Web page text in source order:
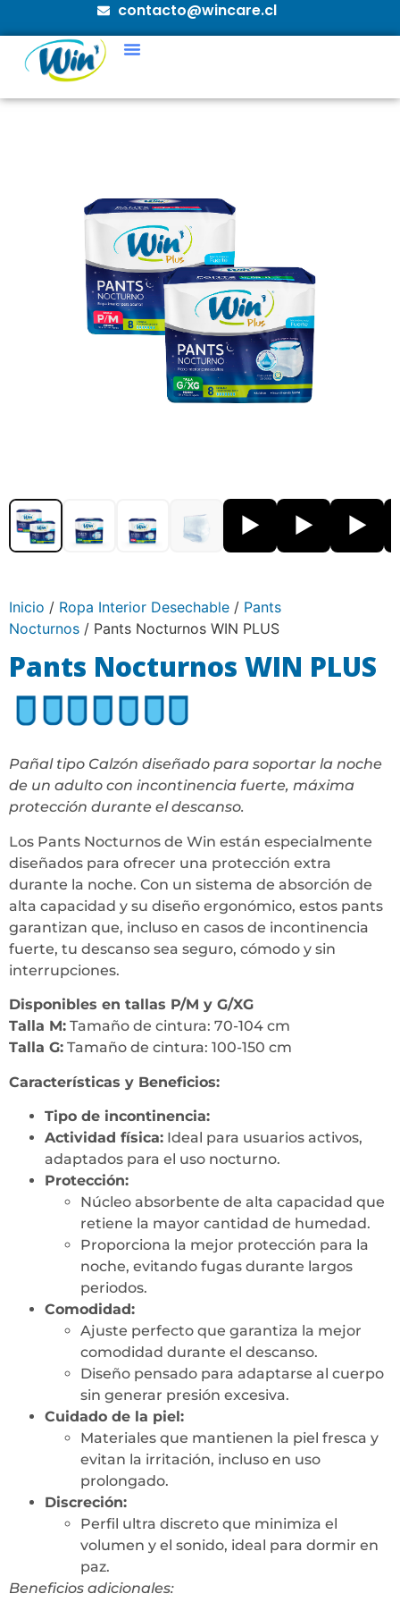
contacto@wincare.cl
▶ ▶ ▶
Inicio / Ropa Interior Desechable / Pants
Nocturnos / Pants Nocturnos WIN PLUS
Pants Nocturnos WIN PLUS
Pañal tipo Calzón diseñado para soportar la noche
de un adulto con incontinencia fuerte, máxima
protección durante el descanso.
Los Pants Nocturnos de Win están especialmente
diseñados para ofrecer una protección extra
durante la noche. Con un sistema de absorción de
alta capacidad y su diseño ergonómico, estos pants
garantizan que, incluso en casos de incontinencia
fuerte, tu descanso sea seguro, cómodo y sin
interrupciones.
Disponibles en tallas P/M y G/XG
Talla M: Tamaño de cintura: 70-104 cm
Talla G: Tamaño de cintura: 100-150 cm
Características y Beneficios:
Tipo de incontinencia:
Actividad física: Ideal para usuarios activos,
adaptados para el uso nocturno.
Protección:
Núcleo absorbente de alta capacidad que
retiene la mayor cantidad de humedad.
Proporciona la mejor protección para la
noche, evitando fugas durante largos
periodos.
Comodidad:
Ajuste perfecto que garantiza la mejor
comodidad durante el descanso.
Diseño pensado para adaptarse al cuerpo
sin generar presión excesiva.
Cuidado de la piel:
Materiales que mantienen la piel fresca y
evitan la irritación, incluso en uso
prolongado.
Discreción:
Perfil ultra discreto que minimiza el
volumen y el sonido, ideal para dormir en
paz.
Beneficios adicionales: